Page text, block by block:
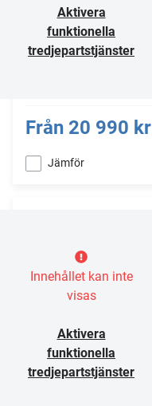
Aktivera
funktionella
tredjepartstjänster
Från 20 990 kr
Jämför
Innehållet kan inte
visas
Aktivera
funktionella
tredjepartstjänster